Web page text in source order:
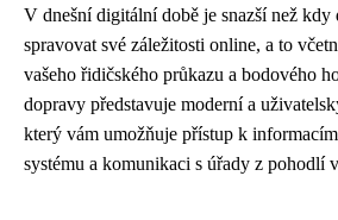
V dnešní digitální době je snazší než kdy
spravovat své záležitosti online, a to
vašeho řidičského průkazu a bodového
dopravy představuje moderní a
který vám umožňuje přístup k
systému a komunikaci s úřady z pohodlí